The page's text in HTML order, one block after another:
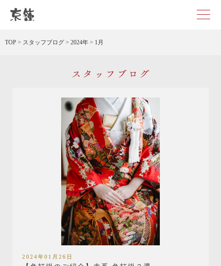
TOP > スタッフブログ > 2024年 > 1月
スタッフブログ
2024年01月26日